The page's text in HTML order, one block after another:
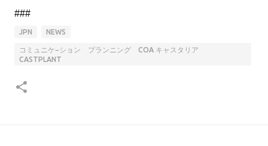
###
JPN NEWS
コミュニケ−ション プランニング COA キャスタリア
CASTPLANT